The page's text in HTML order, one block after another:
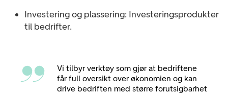
Investering og plassering: Investeringsprodukter
til bedrifter.
Vi tilbyr verktøy som gjør at bedriftene
får full oversikt over økonomien og kan
drive bedriften med større forutsigbarhet